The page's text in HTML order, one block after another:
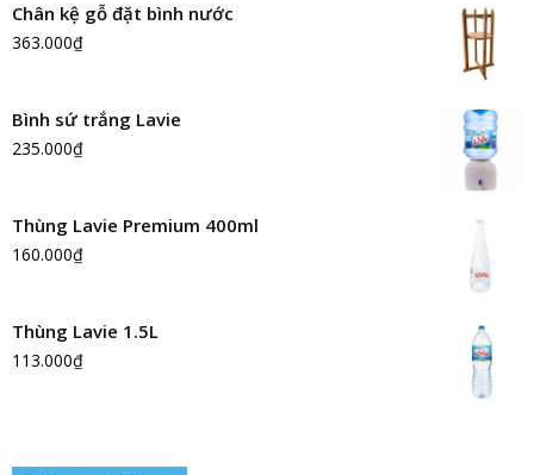
Chân kệ gỗ đặt bình nước
363.000₫
Bình sứ trắng Lavie
235.000₫
Thùng Lavie Premium 400ml
160.000₫
Thùng Lavie 1.5L
113.000₫